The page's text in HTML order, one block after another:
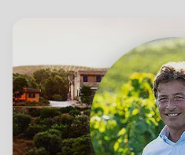
Feen", "Cavallo delle Fate".